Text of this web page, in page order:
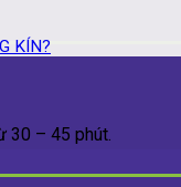
KÍN?
30 – 45 phút.